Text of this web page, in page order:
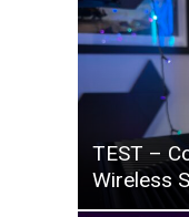
TEST –
Wireless